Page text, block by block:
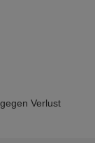
Verlust